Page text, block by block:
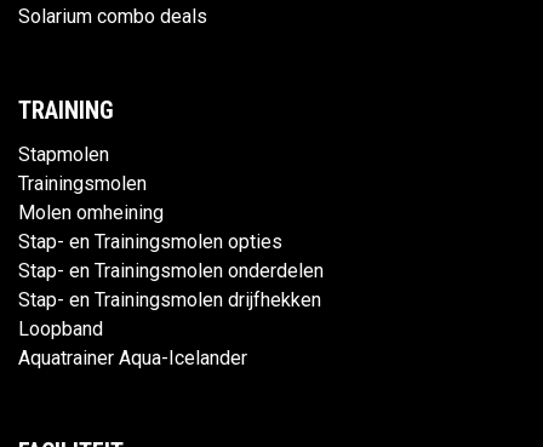
Solarium combo deals
TRAINING
Stapmolen
Trainingsmolen
Molen omheining
Stap- en Trainingsmolen opties
Stap- en Trainingsmolen onderdelen
Stap- en Trainingsmolen drijfhekken
Loopband
Aquatrainer Aqua-Icelander